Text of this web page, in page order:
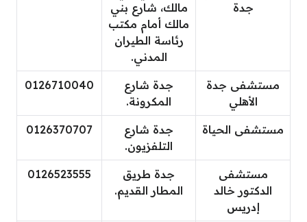
جدة
مالك، شارع بني
مالك أمام مكتب
رئاسة الطيران
المدني.
مستشفى جدة
الأهلي
جدة شارع
المكرونة.
0126710040
مستشفى الحياة
جدة شارع
التلفزيون.
0126370707
مستشفى
الدكتور خالد
إدريس
جدة طريق
المطار القديم.
0126523555